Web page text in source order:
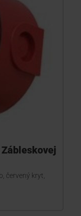
červený kryt,